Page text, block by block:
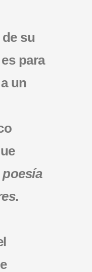
su
para
un
poesía
.